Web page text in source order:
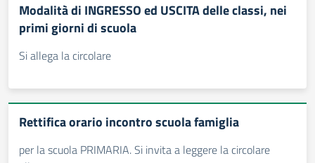
Modalità di INGRESSO ed USCITA delle classi, nei
primi giorni di scuola
Si allega la circolare
Rettifica orario incontro scuola famiglia
per la scuola PRIMARIA. Si invita a leggere la circolare